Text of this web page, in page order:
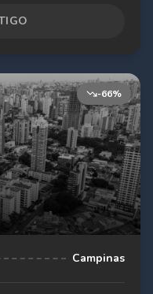
-66%
Campinas